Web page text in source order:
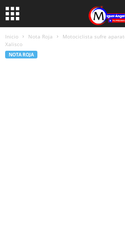
Inicio Nota Roja
Motociclista sufre
Xalisco
NOTA ROJA